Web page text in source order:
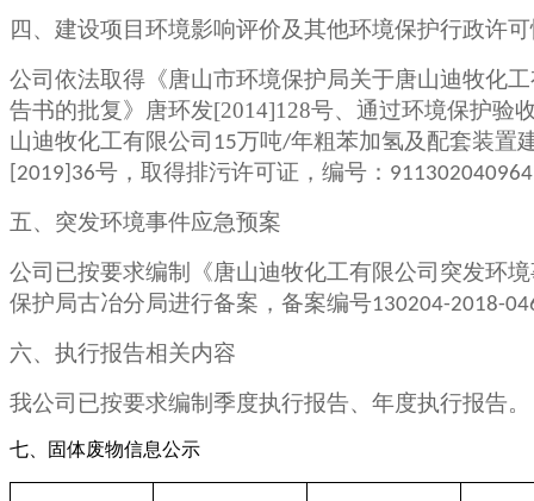
四、建设项目环境影响评价及其他环境保护行政许
公司依法取得《唐山市环境保护局关于唐山迪牧化
告书的批复》唐环发[2014]128号、通过环境保护验
山迪牧化工有限公司 15万吨/年粗苯加氢及配套装置
[2019]36号，取得排污许可证，编号：
五、突发环境事件应急预案
公司已按要求编制《唐山迪牧化工有限公司突发环
保护局古冶分局进行备案，备案编号130204-2018-
六、执行报告相关内容
我公司已按要求编制季度执行报告、年度执行报告。
七、 固体废物信息公示